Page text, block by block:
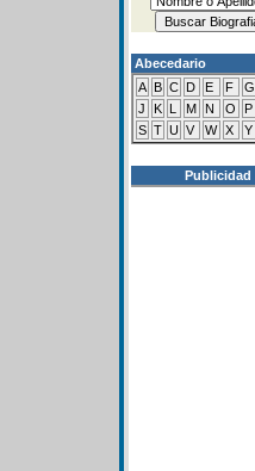
Abecedario
A B C D E F G
J
K L M N O P
S T U V W X Y
Publicidad